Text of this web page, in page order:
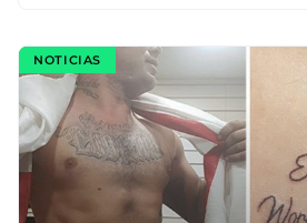
NOTICIAS